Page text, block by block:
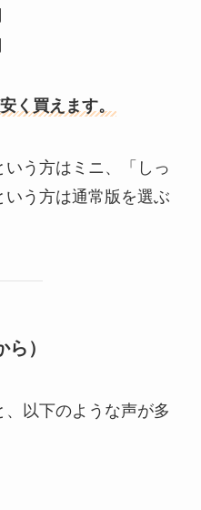
く買えます。
いう方はミニ、「しっ
う方は通常版を選ぶ
）
以下のような声が多